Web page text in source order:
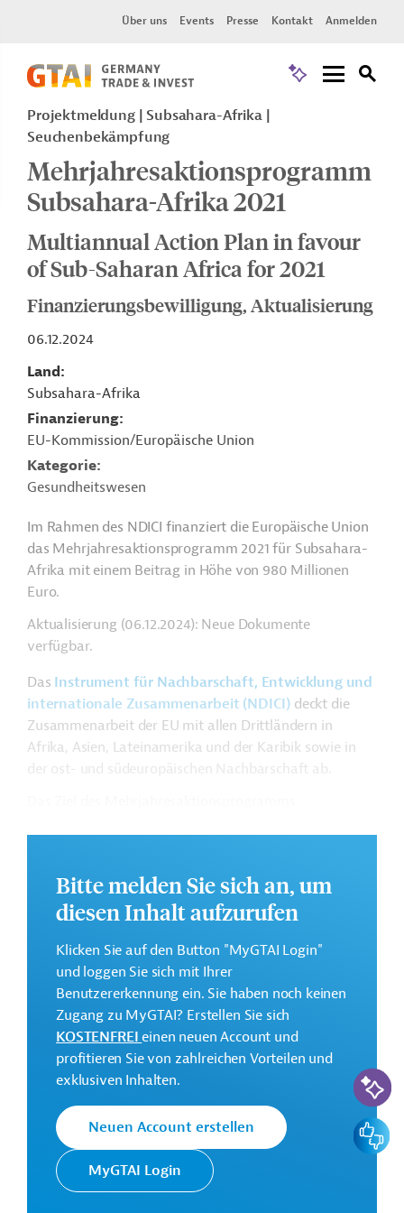
Über uns Events Presse Kontakt Anmelden
Projektmeldung
Subsahara-Afrika
Seuchenbekämpfung
Mehrjahresaktionsprogramm
Subsahara-Afrika 2021
Multiannual Action Plan in favour
of Sub-Saharan Africa for 2021
Finanzierungsbewilligung, Aktualisierung
06.12.2024
Land
Subsahara-Afrika
Finanzierung
EU-Kommission/Europäische Union
Kategorie
Gesundheitswesen
Im Rahmen des NDICI finanziert die Europäische Union
das Mehrjahresaktionsprogramm 2021 für Subsahara-
Afrika mit einem Beitrag in Höhe von 980 Millionen
Euro.
Aktualisierung (06.12.2024): Neue Dokumente
verfügbar.
Das Instrument für Nachbarschaft, Entwicklung und
internationale Zusammenarbeit (NDICI) deckt die
Zusammenarbeit der EU mit allen Drittländern in
Afrika, Asien, Lateinamerika und der Karibik sowie in
der ost- und südeuropäischen Nachbarschaft ab.
Stärkung des Zugangs zu Arzneimitteln, Impfstoffen
und Gesundheitstechnologien, Steigerung der
regionalen Produktionskapazitäten sowie
Verbesserung der allgemeinen
Gesundheitsversorgung;
Stärkung des afrikanischen Gesundheitssystems mit
dem Fokus auf die Verfügbarkeit von Hilfsmitteln
zur Bekämpfung der Covid-19-Pandemie;
Förderung von Investitionen und Stärkung von
Fachkompetenzen zum Aufbau der Infrastruktur für
Förderung und Schaffung von fairen Arbeitsplätzen
sowie eines integrativen und nachhaltigen
Wachstums;
Bereitstellung von Soforthilfen, Stärkung des
Bitte melden Sie sich an, um
diesen Inhalt aufzurufen
Klicken Sie auf den Button "MyGTAI Login"
und loggen Sie sich mit Ihrer
Benutzererkennung ein. Sie haben noch keinen
Zugang zu MyGTAI? Erstellen Sie sich
KOSTENFREIeinen neuen Account und
profitieren Sie von zahlreichen Vorteilen und
exklusiven Inhalten.
Neuen Account erstellen
MyGTAI Login
KI-